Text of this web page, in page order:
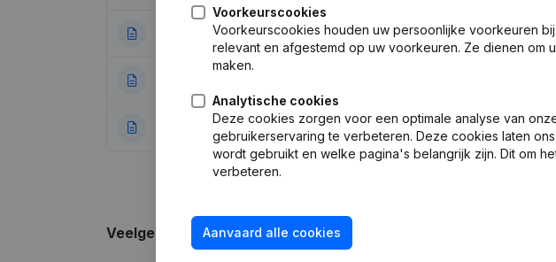
28-11-2022 Maatschappelijke Zetel - Ontslagnemingen
08-08-2019 Ontslagnemingen - Benoemingen
Veelgestelde vragen
Voorkeurscookies
Voorkeurscookies houden uw persoonlijke voorkeuren
relevant en afgestemd op uw voorkeuren. Ze dienen om
maken.
Analytische cookies
Deze cookies zorgen voor een optimale analyse van
gebruikerservaring te verbeteren. Deze cookies laten
wordt gebruikt en welke pagina's belangrijk zijn. Dit om
verbeteren.
Aanvaard alle cookies